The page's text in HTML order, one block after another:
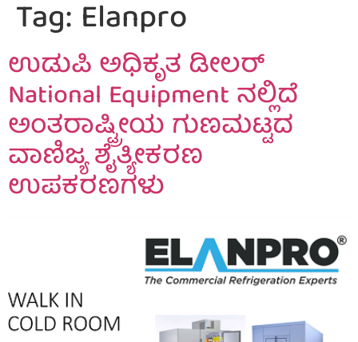
Tag: Elanpro
ಉಡುಪಿ ಅಧಿಕೃತ ಡೀಲರ್
National Equipment ನಲ್ಲಿದೆ
ಅಂತರಾಷ್ಟ್ರೀಯ ಗುಣಮಟ್ಟದ
ವಾಣಿಜ್ಯ ಶೈತ್ಯೀಕರಣ
ಉಪಕರಣಗಳು